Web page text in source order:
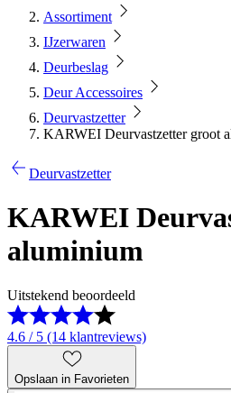
Assortiment
IJzerwaren
Deurbeslag
Deur Accessoires
Deurvastzetter
KARWEI Deurvastzetter groot
Deurvastzetter
KARWEI
aluminium
Uitstekend beoordeeld
4.6 / 5 (14 klantreviews)
Opslaan in Favorieten